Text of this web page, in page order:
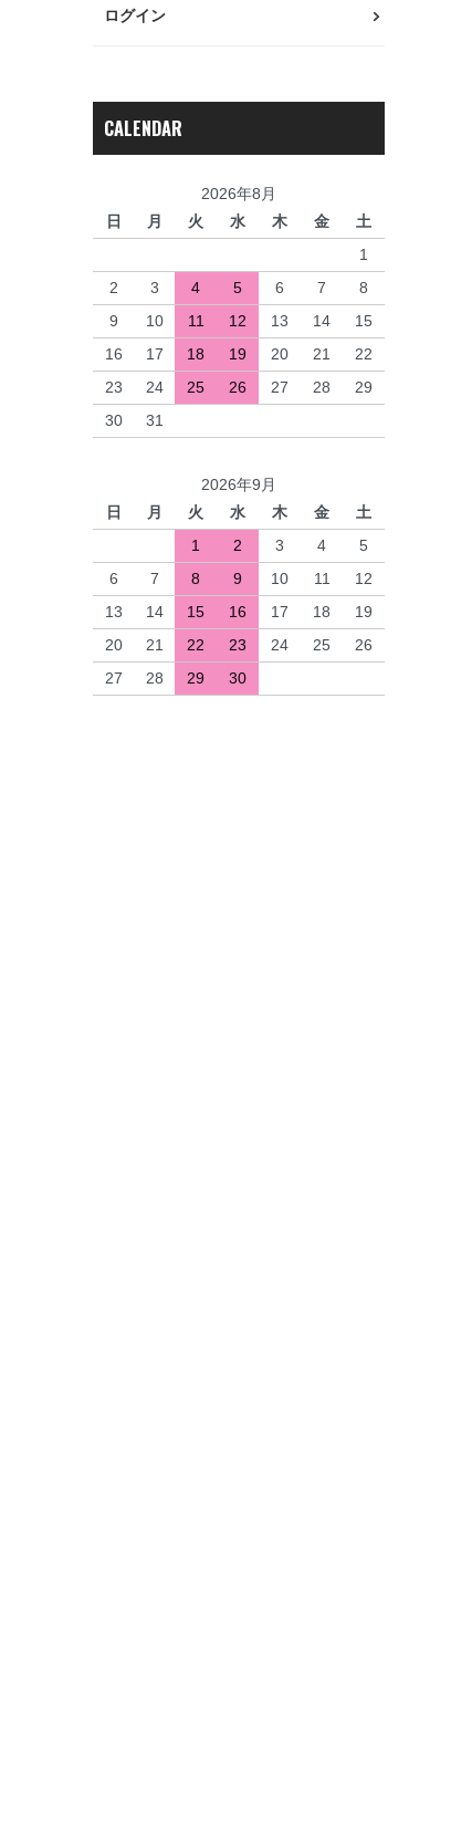
ログイン
CALENDAR
2026年8月
日
月 火 水 木 金
土
1
2
3 4 5 6 7
8
9
10 11 12 13 14
15
16
17 18 19 20 21
22
23
24 25 26 27 28
29
30
31
2026年9月
日
月 火 水 木 金
土
1
2 3 4
5
6
7 8 9 10 11
12
13
14 15 16 17 18
19
20
21 22 23 24 25
26
27
28 29 30